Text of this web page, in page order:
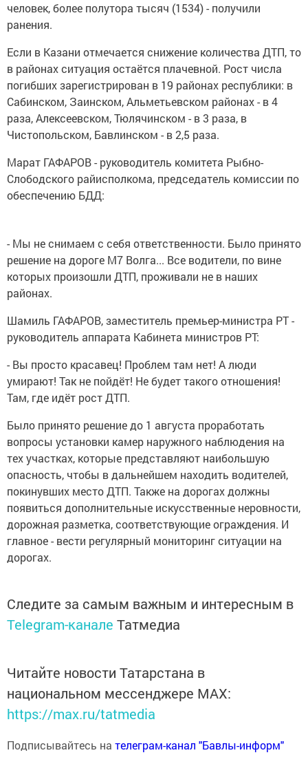
человек, более полутора тысяч (1534) - получили
ранения.
Если в Казани отмечается снижение количества ДТП, то
в районах ситуация остаётся плачевной. Рост числа
погибших зарегистрирован в 19 районах республики: в
Сабинском, Заинском, Альметьевском районах - в 4
раза, Алексеевском, Тюлячинском - в 3 раза, в
Чистопольском, Бавлинском - в 2,5 раза.
Марат ГАФАРОВ - руководитель комитета Рыбно-
Слободского райисполкома, председатель комиссии по
обеспечению БДД:
- Мы не снимаем с себя ответственности. Было принято
решение на дороге М7 Волга... Все водители, по вине
которых произошли ДТП, проживали не в наших
районах.
Шамиль ГАФАРОВ, заместитель премьер-министра РТ -
руководитель аппарата Кабинета министров РТ:
- Вы просто красавец! Проблем там нет! А люди
умирают! Так не пойдёт! Не будет такого отношения!
Там, где идёт рост ДТП.
Было принято решение до 1 августа проработать
вопросы установки камер наружного наблюдения на
тех участках, которые представляют наибольшую
опасность, чтобы в дальнейшем находить водителей,
покинувших место ДТП. Также на дорогах должны
появиться дополнительные искусственные неровности,
дорожная разметка, соответствующие ограждения. И
главное - вести регулярный мониторинг ситуации на
дорогах.
Следите за самым важным и интересным в
Telegram-канале Татмедиа
Читайте новости Татарстана в
национальном мессенджере MАХ:
https://max.ru/tatmedia
Подписывайтесь на телеграм-канал "Бавлы-информ"